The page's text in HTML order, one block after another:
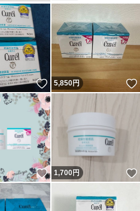
いいね！
5,850円
いいね！
1,700円